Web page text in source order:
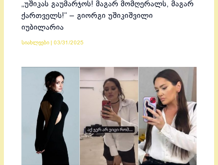
„უშიკას გაუმარჯოს! მაგარ მომღერალს, მაგარ
ქართველს!“ – გიორგი უშიკიშვილი
იუბილარია
სიახლეები 03/31/2025